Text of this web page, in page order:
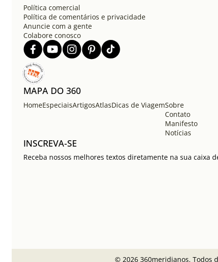
Política comercial
Política de comentários e privacidade
Anuncie com a gente
Colabore conosco
MAPA DO 360
HomeEspeciaisArtigosAtlasDicas de ViagemSobre
Contato
Manifesto
Notícias
INSCREVA-SE
Receba nossos melhores textos diretamente na sua caixa
© 2026 360meridianos. Todos